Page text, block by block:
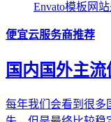
Envato模板网
便宜云服务商推荐
国内国外主
每年我们会看到很多